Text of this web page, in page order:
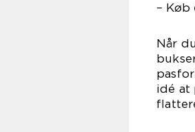
– Køb
Når
idé at